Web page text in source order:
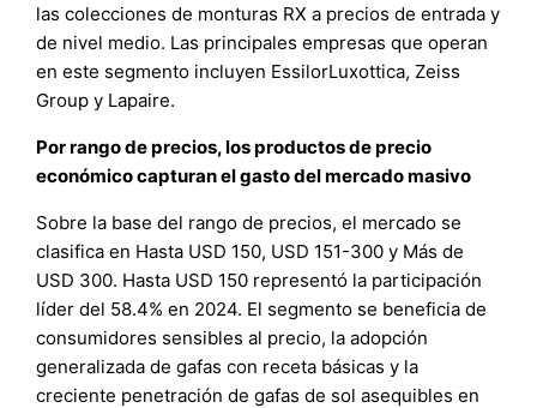
las colecciones de monturas RX a precios de entrada y
de nivel medio. Las principales empresas que operan
en este segmento incluyen EssilorLuxottica, Zeiss
Group y Lapaire.
Por rango de precios, los productos de precio
económico capturan el gasto del mercado masivo
Sobre la base del rango de precios, el mercado se
clasifica en Hasta USD 150, USD 151-300 y Más de
USD 300. Hasta USD 150 representó la participación
líder del 58.4% en 2024. El segmento se beneficia de
consumidores sensibles al precio, la adopción
generalizada de gafas con receta básicas y la
creciente penetración de gafas de sol asequibles en